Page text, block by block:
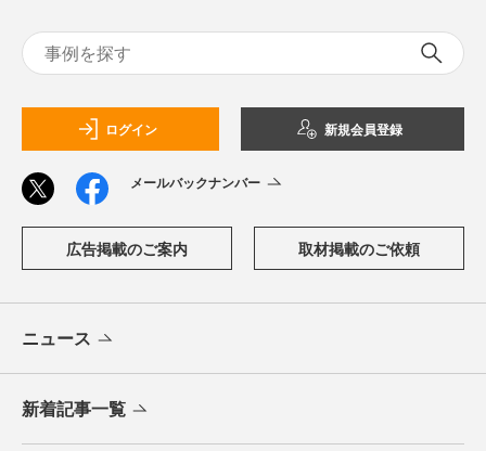
ログイン 新規会員登録
メールバックナンバー
広告掲載のご案内 取材掲載のご依頼
ニュース
新着記事一覧